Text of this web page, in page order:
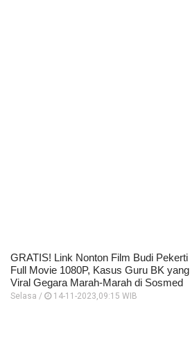
GRATIS! Link Nonton Film Budi Pekerti
Full Movie 1080P, Kasus Guru BK yang
Viral Gegara Marah-Marah di Sosmed
Selasa / 14-11-2023,09:15 WIB